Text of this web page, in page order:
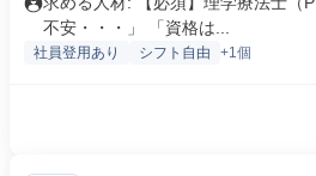
不安・・・」 「資格は...
社員登用あり シフト自由 +1個